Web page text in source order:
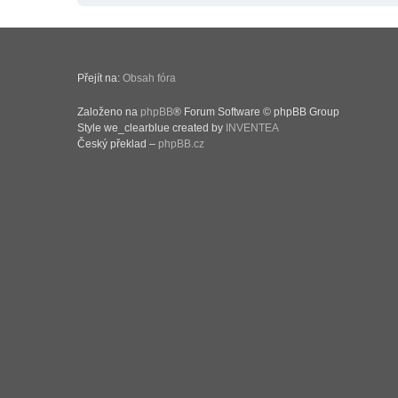
Přejít na: Obsah fóra
Založeno na phpBB® Forum Software © phpBB Group
Style we_clearblue created by INVENTEA
Český překlad – phpBB.cz